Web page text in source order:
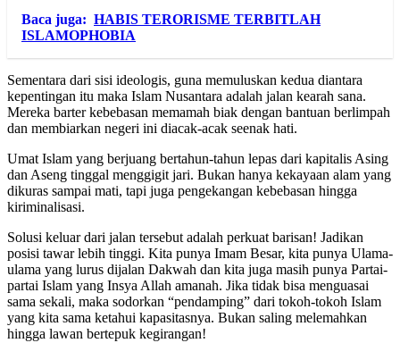
Baca juga: HABIS TERORISME TERBITLAH
ISLAMOPHOBIA
Sementara dari sisi ideologis, guna memuluskan kedua diantara
kepentingan itu maka Islam Nusantara adalah jalan kearah sana.
Mereka barter kebebasan memamah biak dengan bantuan berlimpah
dan membiarkan negeri ini diacak-acak seenak hati.
Umat Islam yang berjuang bertahun-tahun lepas dari kapitalis Asing
dan Aseng tinggal menggigit jari. Bukan hanya kekayaan alam yang
dikuras sampai mati, tapi juga pengekangan kebebasan hingga
kiriminalisasi.
Solusi keluar dari jalan tersebut adalah perkuat barisan! Jadikan
posisi tawar lebih tinggi. Kita punya Imam Besar, kita punya Ulama-
ulama yang lurus dijalan Dakwah dan kita juga masih punya Partai-
partai Islam yang Insya Allah amanah. Jika tidak bisa menguasai
sama sekali, maka sodorkan “pendamping” dari tokoh-tokoh Islam
yang kita sama ketahui kapasitasnya. Bukan saling melemahkan
hingga lawan bertepuk kegirangan!